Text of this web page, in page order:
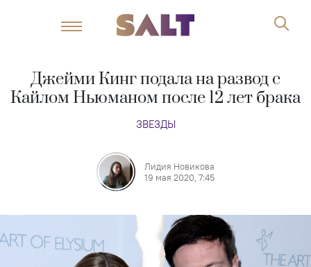
Джейми Кинг подала на развод с
Кайлом Ньюманом после 12 лет брака
ЗВЕЗДЫ
Лидия Новикова
19 мая 2020, 7:45